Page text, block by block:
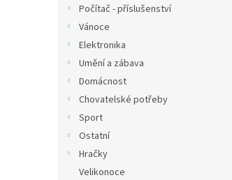
Počítač - příslušenství
Vánoce
Elektronika
Umění a zábava
Domácnost
Chovatelské potřeby
Sport
Ostatní
Hračky
Velikonoce